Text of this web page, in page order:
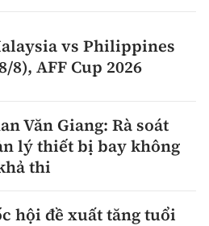
vs Philippines
8), AFF Cup 2026
Văn Giang: Rà soát
lý thiết bị bay không
thi
hội đề xuất tăng tuổi